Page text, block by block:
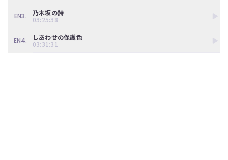
EN3.
乃木坂の詩
03:25:38
EN4.
しあわせの保護色
03:31:31